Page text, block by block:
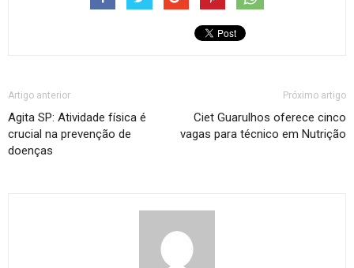
Artigo anterior
Agita SP: Atividade física é
crucial na prevenção de
doenças
Próximo artigo
Ciet Guarulhos oferece cinco
vagas para técnico em Nutrição